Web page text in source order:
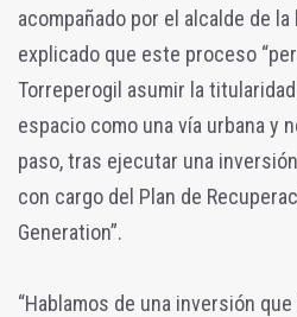
acompañado por el alcalde de la
explicado que este proceso
Torreperogil asumir la
espacio como una vía urbana y
paso, tras ejecutar una
con cargo del Plan de
Generation”.
“Hablamos de una inversión